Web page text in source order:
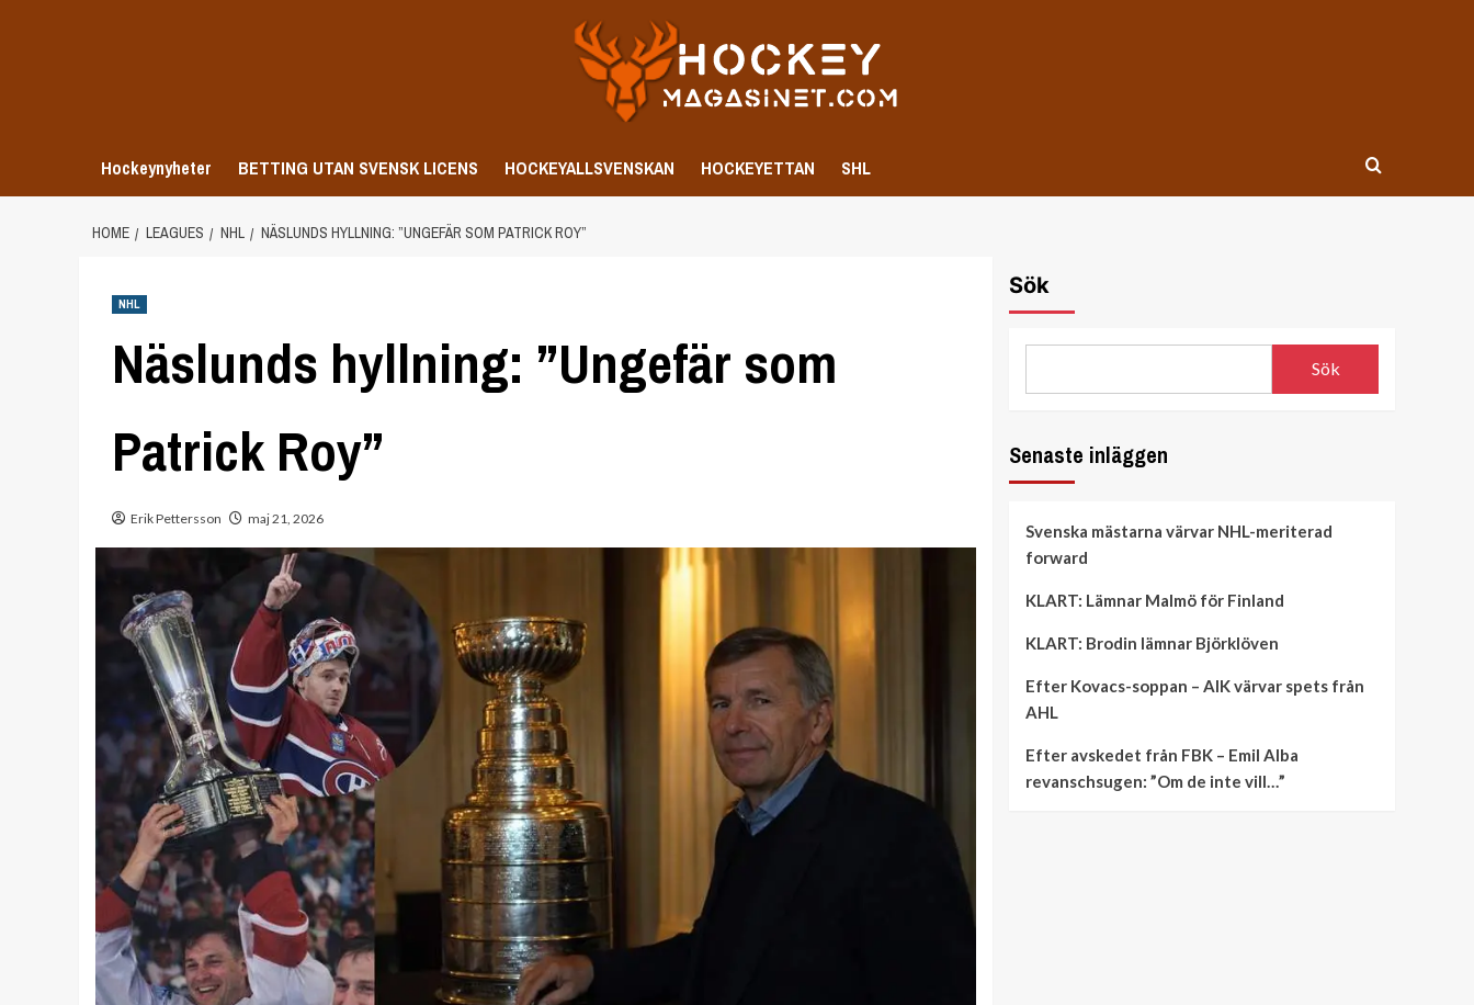
Hockeynyheter BETTING UTAN SVENSK LICENS HOCKEYALLSVENSKAN HOCKEYETTAN SHL
HOME LEAGUES NHL NÄSLUNDS HYLLNING: ”UNGEFÄR SOM PATRICK ROY”
NHL
Näslunds hyllning: ”Ungefär som
Patrick Roy”
Erik Pettersson maj 21, 2026
Sök
Sök
Senaste inläggen
Svenska mästarna värvar NHL-meriterad
forward
KLART: Lämnar Malmö för Finland
KLART: Brodin lämnar Björklöven
Efter Kovacs-soppan – AIK värvar spets från
AHL
Efter avskedet från FBK – Emil Alba
revanschsugen: ”Om de inte vill…”